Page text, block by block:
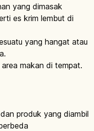
yang dimasak
es krim lembut di
yang hangat atau
makan di tempat.
produk yang diambil